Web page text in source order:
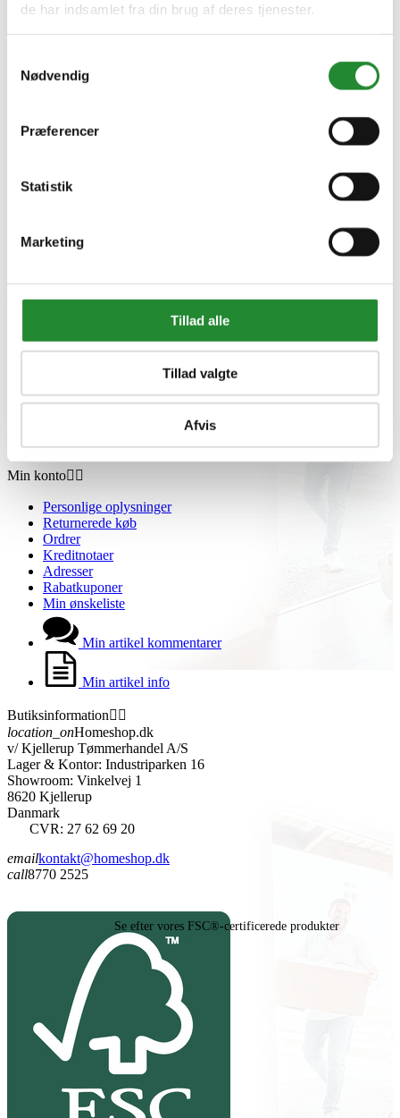
de har indsamlet fra din brug af deres tjenester.
Nødvendig
Præferencer
Statistik
Marketing
Tillad alle
Tillad valgte
Afvis
Beregnere
Oversigt
Gavekort
Om Homeshop.dk
Grill Event - Nordens Største
Sponsorliste
Min konto 
Personlige oplysninger
Returnerede køb
Ordrer
Kreditnotaer
Adresser
Rabatkuponer
Min ønskeliste
Min artikel kommentarer
Min artikel info
Butiksinformation 
location_onHomeshop.dk
v/ Kjellerup Tømmerhandel A/S
Lager & Kontor: Industriparken 16
Showroom: Vinkelvej 1
8620 Kjellerup
Danmark
CVR: 27 62 69 20
emailkontakt@homeshop.dk
call8770 2525
Se efter vores FSC®-certificerede produkter